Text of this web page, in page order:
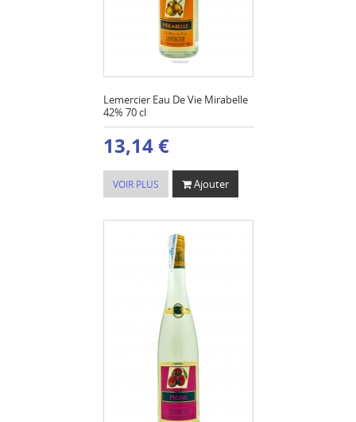
Lemercier Eau De Vie Mirabelle
42% 70 cl
13,14 €
VOIR PLUS Ajouter